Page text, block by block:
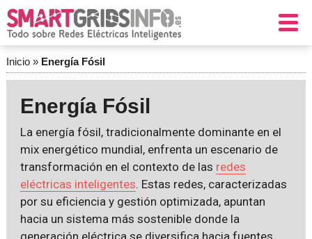
Inicio» Energía Fósil
Energía Fósil
La energía fósil, tradicionalmente dominante en el
mix energético mundial, enfrenta un escenario de
transformación en el contexto de las redes
eléctricas inteligentes. Estas redes, caracterizadas
por su eficiencia y gestión optimizada, apuntan
hacia un sistema más sostenible donde la
generación eléctrica se diversifica hacia fuentes